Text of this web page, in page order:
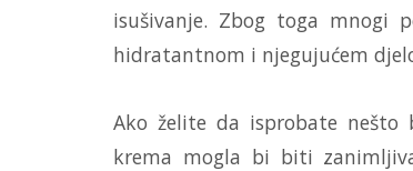
isušivanje. Zbog toga mnogi
hidratantnom i njegujućem
Ako želite da isprobate nešto
krema mogla bi biti